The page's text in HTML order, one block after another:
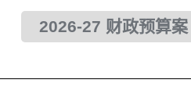
2026-27 财政预算案